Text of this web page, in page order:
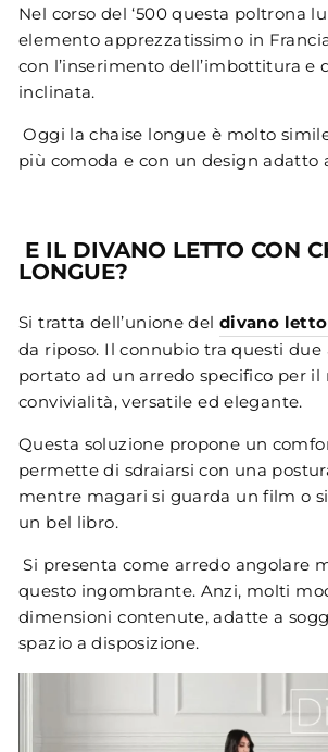
Nel corso del ‘500 questa poltrona
elemento apprezzatissimo in
con l’inserimento dell’imbottitura e
inclinata.
Oggi la chaise longue è molto
più comoda e con un design adatto
E IL DIVANO LETTO CON
LONGUE?
Si tratta dell’unione del divano letto
da riposo. Il connubio tra questi due
portato ad un arredo specifico per il
convivialità, versatile ed elegante.
Questa soluzione propone un
permette di sdraiarsi con una
mentre magari si guarda un film o
un bel libro.
Si presenta come arredo angolare
questo ingombrante. Anzi, molti
dimensioni contenute, adatte a
spazio a disposizione.